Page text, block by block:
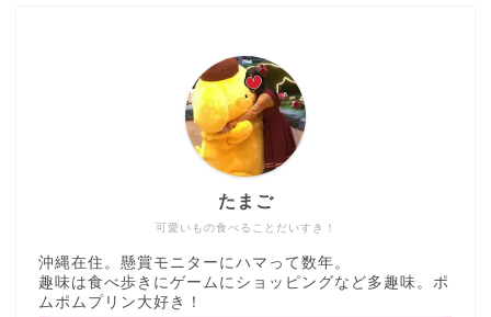
可愛いもの食べることだいすき！
たまご
沖縄在住。懸賞モニターにハマって数年。
趣味は食べ歩きにゲームにショッピングなど多趣味。ポ
ムポムプリン大好き！